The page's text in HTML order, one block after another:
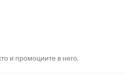
и промоциите в него.